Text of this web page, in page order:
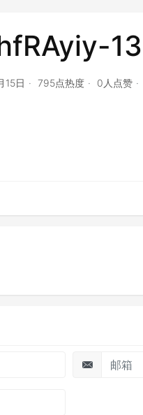
13
15日 795点热度 0人点赞